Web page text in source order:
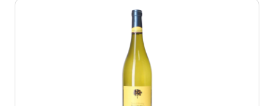
Bildergalerie überspringen